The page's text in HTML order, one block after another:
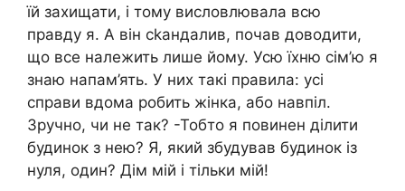
їй захищати, і тому висловлювала всю
правду я. А він сkандалив, почав доводити,
що все належить лише йому. Усю їхню сім’ю я
знаю напам’ять. У них такі правила: усі
справи вдома робить жінка, або навпіл.
Зручно, чи не так? -Тобто я повинен ділити
будинок з нею? Я, який збудував будинок із
нуля, один? Дім мій і тільки мій!